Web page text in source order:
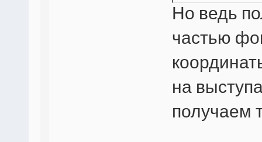
Но ведь
частью
на
получаем